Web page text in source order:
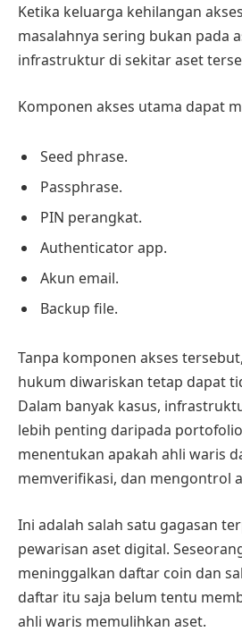
Ketika keluarga kehilangan
masalahnya sering bukan pada
infrastruktur di sekitar aset
Komponen akses utama dapat
Seed phrase.
Passphrase.
PIN perangkat.
Authenticator app.
Akun email.
Backup file.
Tanpa komponen akses
hukum diwariskan tetap dapat
Dalam banyak kasus,
lebih penting daripada
menentukan apakah ahli waris
memverifikasi, dan mengontrol
Ini adalah salah satu gagasan
pewarisan aset digital.
meninggalkan daftar coin dan
daftar itu saja belum tentu
ahli waris memulihkan aset.